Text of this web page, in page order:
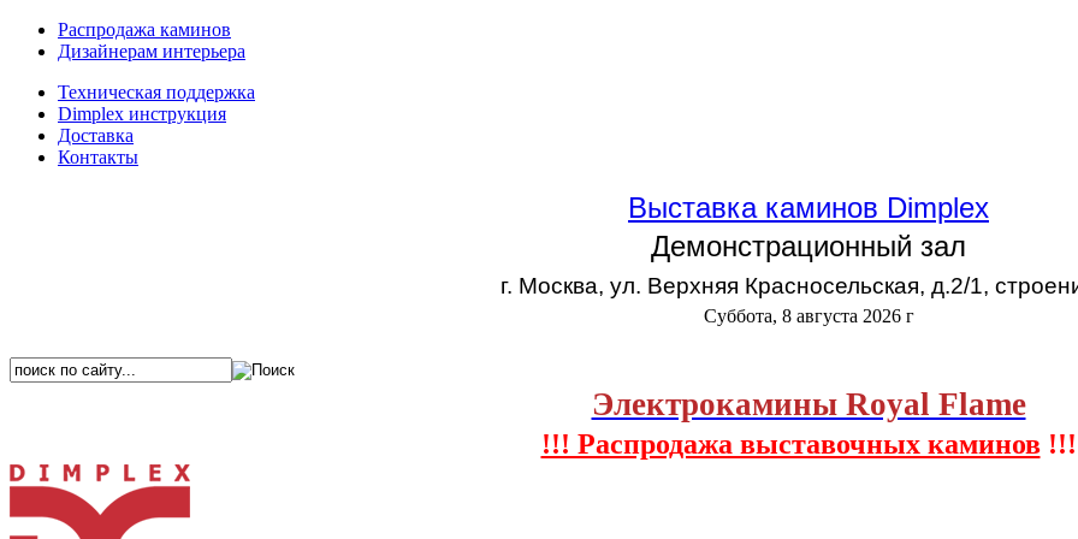
Распродажа каминов
Дизайнерам интерьера
Техническая поддержка
Dimplex инструкция
Доставка
Контакты
Выставка каминов Dimplex
Демонстрационный зал
г. Москва, ул. Верхняя Красносельская, д.2/1,
Суббота, 8 августа 2026 г
Электрокамины Royal Flame
!!! Распродажа выставочных каминов!!!